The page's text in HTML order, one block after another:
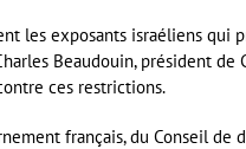
les exposants israéliens
Beaudouin, président
ces restrictions.
français, du Conseil de